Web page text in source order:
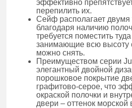
эффективно
перепилить их.
Сейф располагает
благодаря наличию
требуется поместить
занимающие всю высоту
можно снять.
Преимуществом серии
элегантный двойной
порошковое покрытие
графитово-серое, что
окраской полочки и
двери – оттенок морской